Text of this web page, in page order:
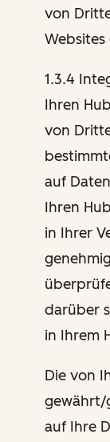
von
1.3.4
Ihren
von
auf
Ihren
in Ihrer
darüber
in Ihrem
Die von
gewährt/
auf Ihre